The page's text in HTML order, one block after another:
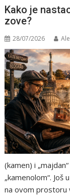
Kako je
zove?
28/07/2026
(kamen) i
„kamenolom“.
na ovom prostoru